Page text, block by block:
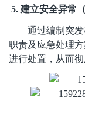
5. 建立安全异常
通过编制突
职责及应急处理
进行处置，从而彻
安全